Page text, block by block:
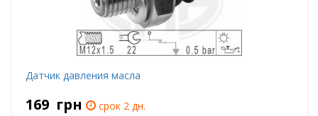
Датчик давления масла
169 грн
срок 2 дн.